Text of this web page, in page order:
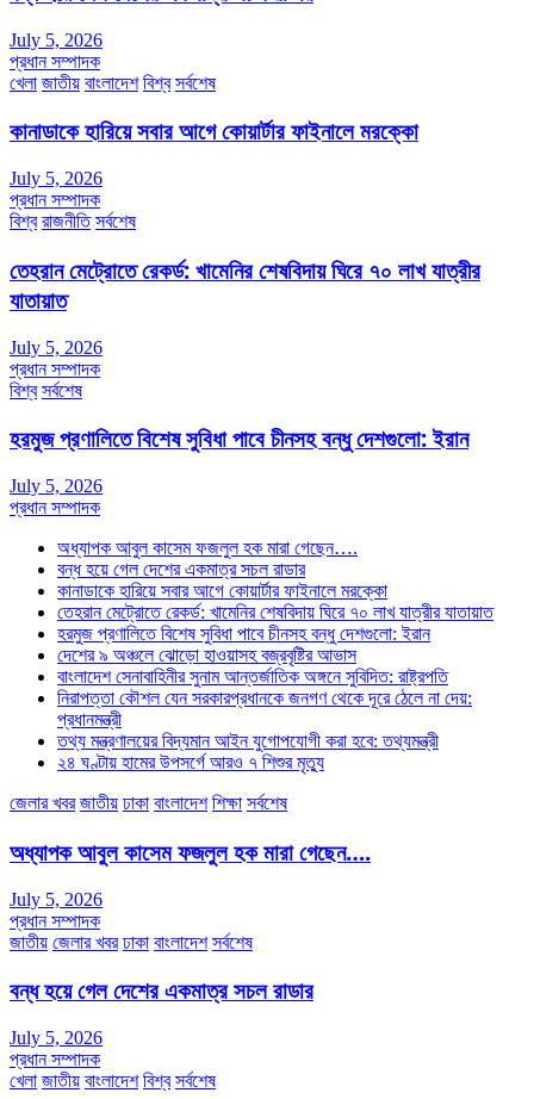
July 5, 2026
প্রধান সম্পাদক
খেলা জাতীয় বাংলাদেশ বিশ্ব সর্বশেষ
কানাডাকে হারিয়ে সবার আগে কোয়ার্টার ফাইনালে মরক্কো
July 5, 2026
প্রধান সম্পাদক
বিশ্ব রাজনীতি সর্বশেষ
তেহরান মেট্রোতে রেকর্ড: খামেনির শেষবিদায় ঘিরে ৭০ লাখ যাত্রীর
যাতায়াত
July 5, 2026
প্রধান সম্পাদক
বিশ্ব সর্বশেষ
হরমুজ প্রণালিতে বিশেষ সুবিধা পাবে চীনসহ বন্ধু দেশগুলো: ইরান
July 5, 2026
প্রধান সম্পাদক
অধ্যাপক আবুল কাসেম ফজলুল হক মারা গেছেন….
বন্ধ হয়ে গেল দেশের একমাত্র সচল রাডার
কানাডাকে হারিয়ে সবার আগে কোয়ার্টার ফাইনালে মরক্কো
তেহরান মেট্রোতে রেকর্ড: খামেনির শেষবিদায় ঘিরে ৭০ লাখ যাত্রীর যাতায়াত
হরমুজ প্রণালিতে বিশেষ সুবিধা পাবে চীনসহ বন্ধু দেশগুলো: ইরান
দেশের ৯ অঞ্চলে ঝোড়ো হাওয়াসহ বজ্রবৃষ্টির আভাস
বাংলাদেশ সেনাবাহিনীর সুনাম আন্তর্জাতিক অঙ্গনে সুবিদিত: রাষ্ট্রপতি
নিরাপত্তা কৌশল যেন সরকারপ্রধানকে জনগণ থেকে দূরে ঠেলে না দেয়:
প্রধানমন্ত্রী
তথ্য মন্ত্রণালয়ের বিদ্যমান আইন যুগোপযোগী করা হবে: তথ্যমন্ত্রী
২৪ ঘণ্টায় হামের উপসর্গে আরও ৭ শিশুর মৃত্যু
জেলার খবর জাতীয় ঢাকা বাংলাদেশ শিক্ষা সর্বশেষ
অধ্যাপক আবুল কাসেম ফজলুল হক মারা গেছেন….
July 5, 2026
প্রধান সম্পাদক
জাতীয় জেলার খবর ঢাকা বাংলাদেশ সর্বশেষ
বন্ধ হয়ে গেল দেশের একমাত্র সচল রাডার
July 5, 2026
প্রধান সম্পাদক
খেলা জাতীয় বাংলাদেশ বিশ্ব সর্বশেষ